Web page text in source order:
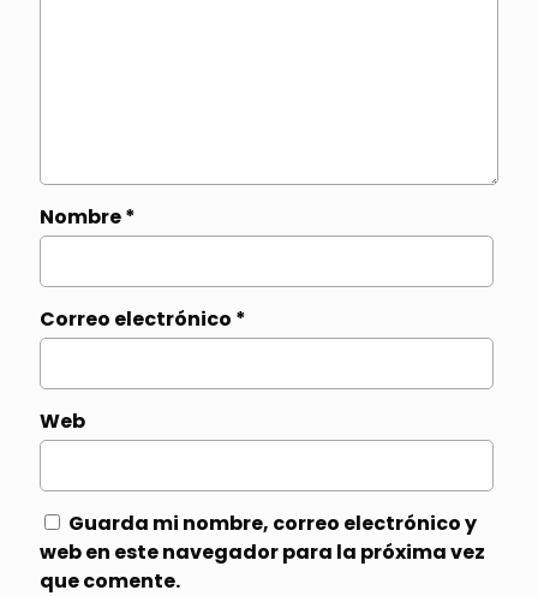
Nombre*
Correo electrónico *
Web
Guarda mi nombre, correo electrónico y
web en este navegador para la próxima vez
que comente.